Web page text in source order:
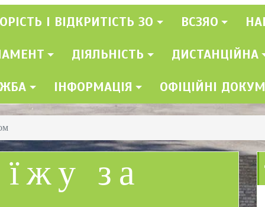
І ВІДКРИТІСТЬ ЗО ВСЗЯО
ДІЯЛЬНІСТЬ ДИСТАНЦІЙНА
ІНФОРМАЦІЯ ОФІЦІЙНІ
за